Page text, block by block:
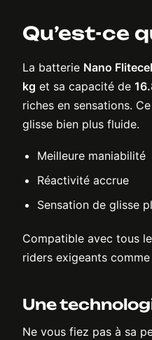
Qu’est-ce
La batterie Nano
kg et sa capacité de
riches en sensations.
glisse bien plus fluide.
Meilleure maniabilité
Réactivité accrue
Sensation de glisse
Compatible avec tous
riders exigeants
Une
Ne vous fiez pas à sa